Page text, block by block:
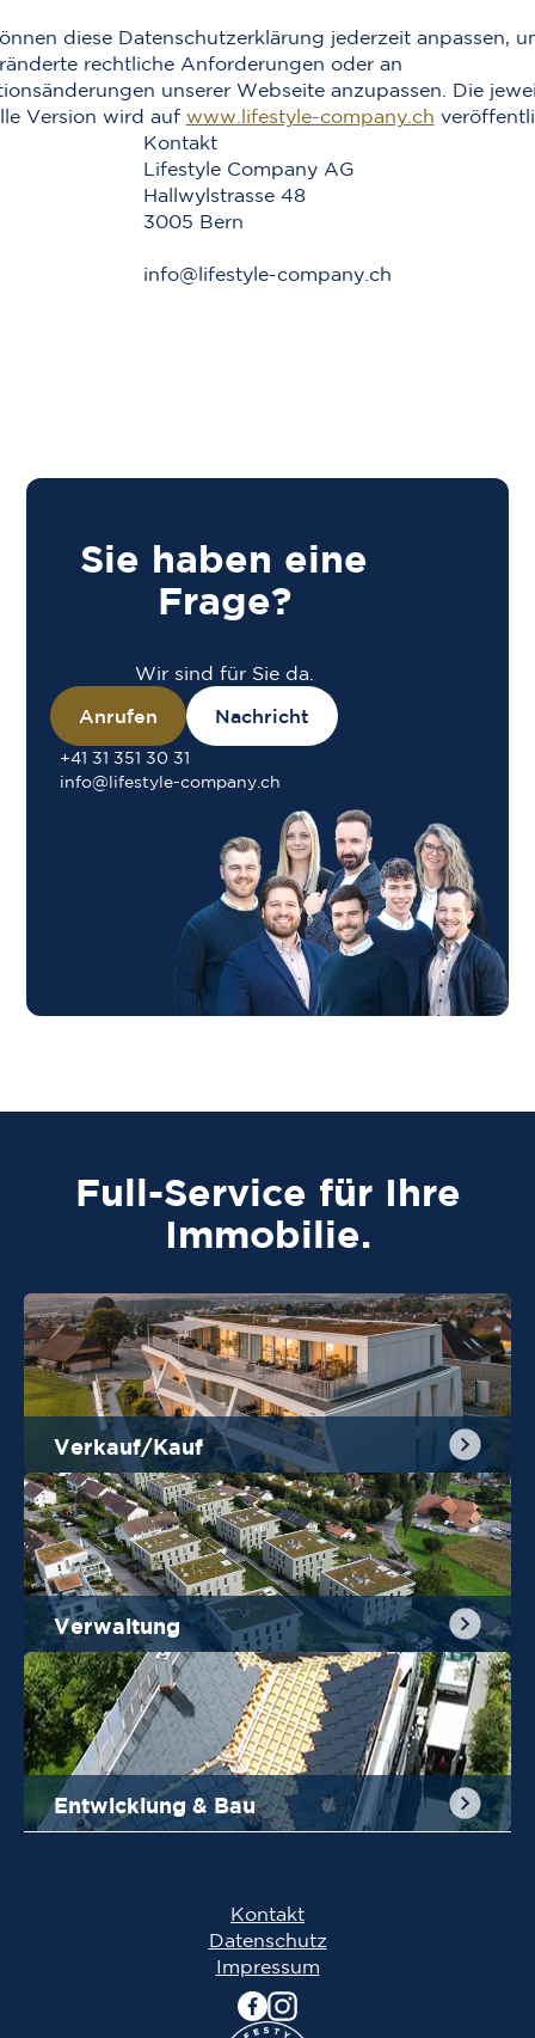
diese Datenschutzerklärung jederzeit anpassen,
rechtliche Anforderungen oder an
unserer Webseite anzupassen. Die
Version wird auf www.lifestyle-company.ch
Kontakt
Lifestyle Company AG
Hallwylstrasse 48
3005 Bern
info@lifestyle-company.ch
Sie haben eine
Frage?
Wir sind für Sie da.
Anrufen
Nachricht
+41 31 351 30 31
info@lifestyle-company.ch
Full-Service für Ihre
Immobilie.
Verkauf/Kauf
Verwaltung
Entwicklung & Bau
Kontakt
Datenschutz
Impressum